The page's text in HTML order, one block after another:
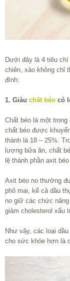
Dưới đây là 4 tiêu
chiên, xào không chỉ
đình:
1. Giàu chất béo có
Chất béo là một
chất béo được
thành là 18 – 25%.
lượng bữa ăn, chất
lệ thành phần axit
Axit béo no thường
phô mai, kể cả dầu
no giữ các chức
giảm cholesterol xấu
Như vậy, các loại
cho sức khỏe hơn là